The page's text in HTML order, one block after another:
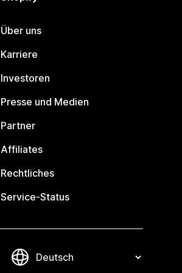
Über uns
Karriere
Investoren
Presse und Medien
Partner
Affiliates
Rechtliches
Service-Status